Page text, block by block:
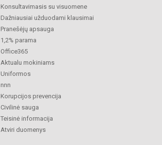
Konsultavimasis su visuomene
Dažniausiai užduodami klausimai
Pranešėjų apsauga
1,2% parama
Office365
Aktualu mokiniams
Uniformos
nnn
Korupcijos prevencija
Civilinė sauga
Teisinė informacija
Atviri duomenys